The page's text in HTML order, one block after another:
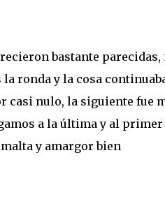
bastante parecidas,
ronda y la cosa
casi nulo, la siguiente fue
a la última y al primer
y amargor bien